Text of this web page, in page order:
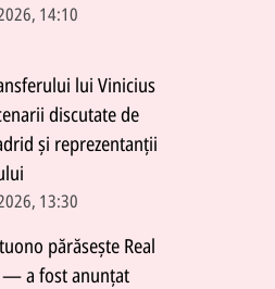
14:10
lui Vinicius
discutate de
și reprezentanții
13:30
părăsește Real
a fost anunțat